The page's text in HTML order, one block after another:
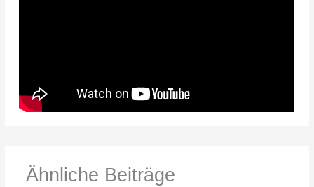
Ähnliche Beiträge